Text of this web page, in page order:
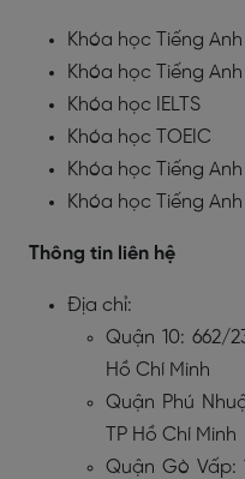
Khóa học Tiếng
Khóa học Tiếng
Khóa học IELTS
Khóa học TOEIC
Khóa học Tiếng
Khóa học Tiếng
Thông tin liên hệ
Địa chỉ:
Quận 10: 662/
Hồ Chí Minh
Quận Phú
TP Hồ Chí Minh
Quận Gò Vấp: